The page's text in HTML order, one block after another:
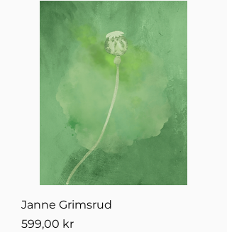
Janne Grimsrud
Pris
599,00 kr